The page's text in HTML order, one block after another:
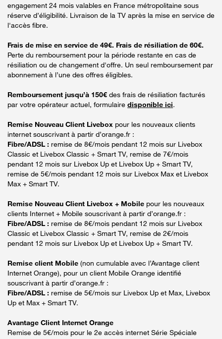
engagement 24 mois valables en France métropolitaine sous
réserve d’éligibilité. Livraison de la TV après la mise en service de
l'accès fibre.
Frais de mise en service de 49€. Frais de résiliation de 60€.
Perte du remboursement pour la période restante en cas de
résiliation ou de changement d'offre. Un seul remboursement par
abonnement à l’une des offres éligibles.
Remboursement jusqu’à 150€ des frais de résiliation facturés
par votre opérateur actuel, formulaire disponible ici.
Remise Nouveau Client Livebox pour les nouveaux clients
internet souscrivant à partir d’orange.fr :
Fibre/ADSL : remise de 8€/mois pendant 12 mois sur Livebox
Classic et Livebox Classic + Smart TV, remise de 7€/mois
pendant 12 mois sur Livebox Up et Livebox Up + Smart TV,
remise de 5€/mois pendant 12 mois sur Livebox Max et Livebox
Max + Smart TV.
Remise Nouveau Client Livebox + Mobile pour les nouveaux
clients Internet + Mobile souscrivant à partir d’orange.fr :
Fibre/ADSL : remise de 8€/mois pendant 12 mois sur Livebox
Classic et Livebox Classic + Smart TV, remise de 2€/mois
pendant 12 mois sur Livebox Up et Livebox Up + Smart TV.
Remise client Mobile (non cumulable avec l’Avantage client
Internet Orange), pour un client Mobile Orange identifié
souscrivant à partir d’orange.fr :
Fibre/ADSL : remise de 5€/mois sur Livebox Up et Max, Livebox
Up et Max + Smart TV.
Avantage Client Internet Orange
Remise de 5€/mois pour le 2e accès internet Série Spéciale